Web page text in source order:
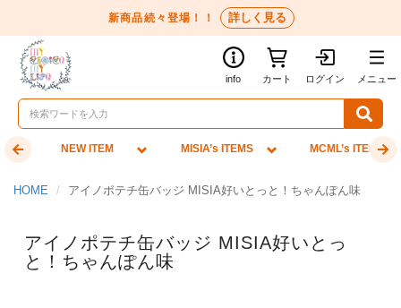
新商品続々登場！！ 詳しく見る
info カート ログイン メニュー
NEW ITEM MISIA’s ITEMS MCML’s ITEMS
HOME アイノポテチ缶バッジ MISIA好いとっと！ちゃんぽん味
アイノポテチ缶バッジ MISIA好いとっ
と！ちゃんぽん味